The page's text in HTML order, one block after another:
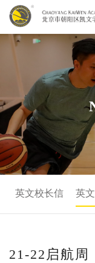
英文校长信 英文
21-22启航